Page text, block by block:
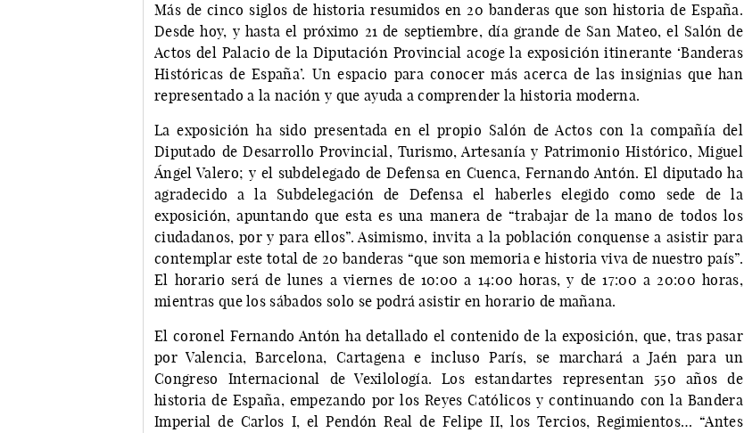
Más de cinco siglos de historia resumidos en 20 banderas que son historia de España.
Desde hoy, y hasta el próximo 21 de septiembre, día grande de San Mateo, el Salón de
Actos del Palacio de la Diputación Provincial acoge la exposición itinerante ‘Banderas
Históricas de España’. Un espacio para conocer más acerca de las insignias que han
representado a la nación y que ayuda a comprender la historia moderna.
La exposición ha sido presentada en el propio Salón de Actos con la compañía del
Diputado de Desarrollo Provincial, Turismo, Artesanía y Patrimonio Histórico, Miguel
Ángel Valero; y el subdelegado de Defensa en Cuenca, Fernando Antón. El diputado ha
agradecido a la Subdelegación de Defensa el haberles elegido como sede de la
exposición, apuntando que esta es una manera de “trabajar de la mano de todos los
ciudadanos, por y para ellos”. Asimismo, invita a la población conquense a asistir para
contemplar este total de 20 banderas “que son memoria e historia viva de nuestro país”.
El horario será de lunes a viernes de 10:00 a 14:00 horas, y de 17:00 a 20:00 horas,
mientras que los sábados solo se podrá asistir en horario de mañana.
El coronel Fernando Antón ha detallado el contenido de la exposición, que, tras pasar
por Valencia, Barcelona, Cartagena e incluso París, se marchará a Jaén para un
Congreso Internacional de Vexilología. Los estandartes representan 550 años de
historia de España, empezando por los Reyes Católicos y continuando con la Bandera
Imperial de Carlos I, el Pendón Real de Felipe II, los Tercios, Regimientos… “Antes